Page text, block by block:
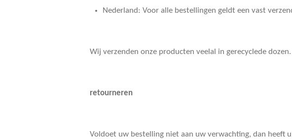
Nederland: Voor alle bestellingen geldt een vast
Wij verzenden onze producten veelal in gerecyclede dozen.
retourneren
Voldoet uw bestelling niet aan uw verwachting, dan heeft